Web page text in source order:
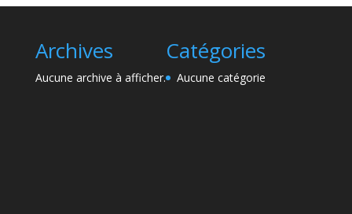
Archives
Aucune archive à afficher.
Catégories
Aucune catégorie